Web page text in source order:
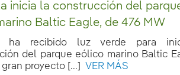
inicia la construcción del
Baltic Eagle, de 476 MW
ha recibido luz verde para
del parque eólico marino Baltic
proyecto [...]
VER MÁS